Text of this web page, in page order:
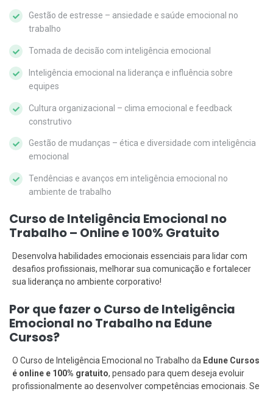
Gestão de estresse – ansiedade e saúde emocional no
trabalho
Tomada de decisão com inteligência emocional
Inteligência emocional na liderança e influência sobre
equipes
Cultura organizacional – clima emocional e feedback
construtivo
Gestão de mudanças – ética e diversidade com inteligência
emocional
Tendências e avanços em inteligência emocional no
ambiente de trabalho
Curso de Inteligência Emocional no
Trabalho – Online e 100% Gratuito
Desenvolva habilidades emocionais essenciais para lidar com
desafios profissionais, melhorar sua comunicação e fortalecer
sua liderança no ambiente corporativo!
Por que fazer o Curso de Inteligência
Emocional no Trabalho na Edune
Cursos?
O Curso de Inteligência Emocional no Trabalho da Edune Cursos
é online e 100% gratuito, pensado para quem deseja evoluir
profissionalmente ao desenvolver competências emocionais. Se